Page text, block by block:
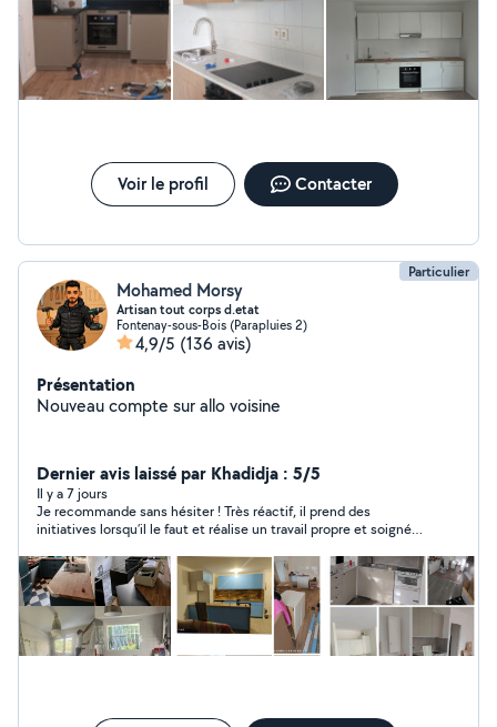
Voir le profil Contacter
Particulier
Mohamed Morsy
Artisan tout corps d.etat
Fontenay-sous-Bois (Parapluies 2)
4,9/5 (136 avis)
Présentation
Nouveau compte sur allo voisine
Dernier avis laissé par Khadidja : 5/5
Il y a 7 jours
Je recommande sans hésiter ! Très réactif, il prend des
initiatives lorsqu’il le faut et réalise un travail propre et soigné.
encore pour votre professionnalisme !